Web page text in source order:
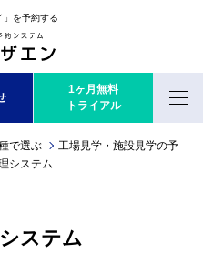
」を予約する
Menu
1ヶ月無料
トライアル
で選ぶ
工場見学・施設見学の予
システム
ステム